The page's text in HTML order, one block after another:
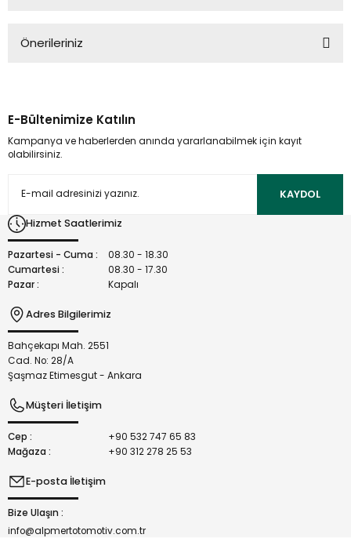
Önerileriniz
kullanarak tarafımıza iletebilirsiniz.
Görüş ve önerileriniz için teşekkür ederiz.
Ürün açıklamasında eksik bilgiler bulunuyor.
Bu ürüne benzer farklı alternatifler olmalı.
E-Bültenimize Katılın
Kampanya ve haberlerden anında yararlanabilmek için kayıt
olabilirsiniz.
KAYDOL
Hizmet Saatlerimiz
Pazartesi - Cuma :
08.30 - 18.30
Cumartesi :
08.30 - 17.30
Pazar :
Kapalı
Adres Bilgilerimiz
Bahçekapı Mah. 2551
Cad. No: 28/A
Şaşmaz Etimesgut - Ankara
Müşteri İletişim
Cep :
+90 532 747 65 83
Mağaza :
+90 312 278 25 53
E-posta İletişim
Bize Ulaşın :
info@alpmertotomotiv.com.tr